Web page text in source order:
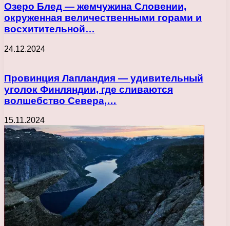
Озеро Блед — жемчужина Словении,
окруженная величественными горами и
восхитительной…
24.12.2024
Провинция Лапландия — удивительный
уголок Финляндии, где сливаются
волшебство Севера,…
15.11.2024